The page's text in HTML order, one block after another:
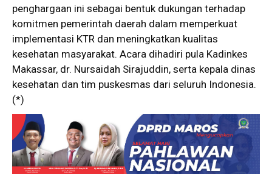
penghargaan ini sebagai bentuk dukungan terhadap
komitmen pemerintah daerah dalam memperkuat
implementasi KTR dan meningkatkan kualitas
kesehatan masyarakat. Acara dihadiri pula Kadinkes
Makassar, dr. Nursaidah Sirajuddin, serta kepala dinas
kesehatan dan tim puskesmas dari seluruh Indonesia.
(*)